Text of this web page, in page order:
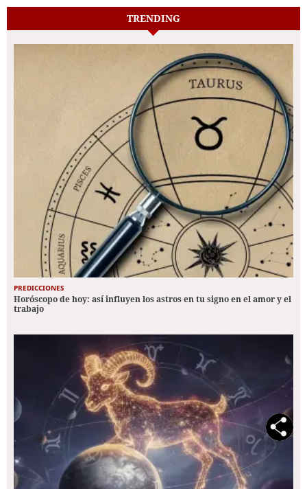
TRENDING
PREDICCIONES
Horóscopo de hoy: así influyen los astros en tu signo en el amor y el
trabajo